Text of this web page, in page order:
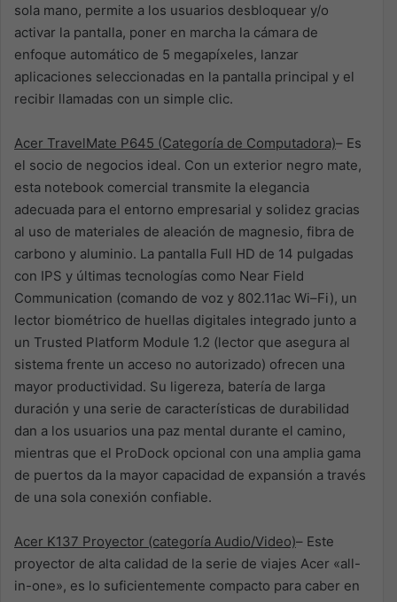
sola mano, permite a los usuarios desbloquear y/o
activar la pantalla, poner en marcha la cámara de
enfoque automático de 5 megapíxeles, lanzar
aplicaciones seleccionadas en la pantalla principal y el
recibir llamadas con un simple clic.
Acer TravelMate P645 (Categoría de Computadora)– Es
el socio de negocios ideal. Con un exterior negro mate,
esta notebook comercial transmite la elegancia
adecuada para el entorno empresarial y solidez gracias
al uso de materiales de aleación de magnesio, fibra de
carbono y aluminio. La pantalla Full HD de 14 pulgadas
con IPS y últimas tecnologías como Near Field
Communication (comando de voz y 802.11ac Wi–Fi), un
lector biométrico de huellas digitales integrado junto a
un Trusted Platform Module 1.2 (lector que asegura al
sistema frente un acceso no autorizado) ofrecen una
mayor productividad. Su ligereza, batería de larga
duración y una serie de características de durabilidad
dan a los usuarios una paz mental durante el camino,
mientras que el ProDock opcional con una amplia gama
de puertos da la mayor capacidad de expansión a través
de una sola conexión confiable.
Acer K137 Proyector (categoría Audio/Video)– Este
proyector de alta calidad de la serie de viajes Acer «all-
in-one», es lo suficientemente compacto para caber en